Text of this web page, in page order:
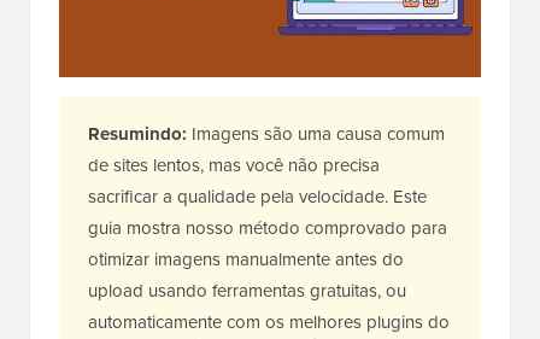
Resumindo: Imagens são uma causa comum
de sites lentos, mas você não precisa
sacrificar a qualidade pela velocidade. Este
guia mostra nosso método comprovado para
otimizar imagens manualmente antes do
upload usando ferramentas gratuitas, ou
automaticamente com os melhores plugins do